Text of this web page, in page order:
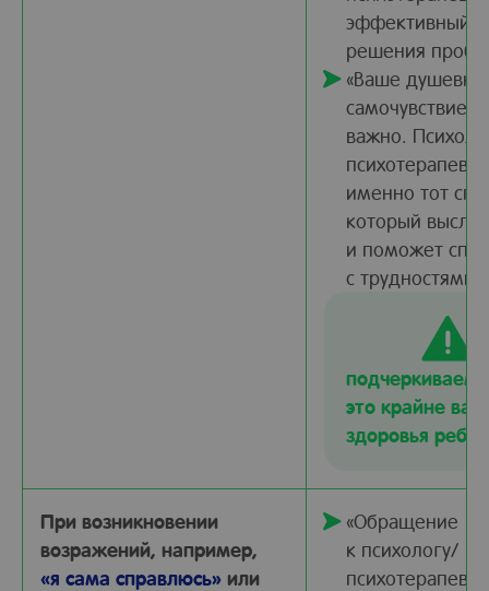
эффективный
решения
«Ваше
самочувствие
важно.
именно тот
который
и поможет
с трудностями»
подчеркиваем,
это крайне
здоровья
При возникновении
возражений, например,
«я сама справлюсь» или
«Обращение
к психологу/
психотерапевту